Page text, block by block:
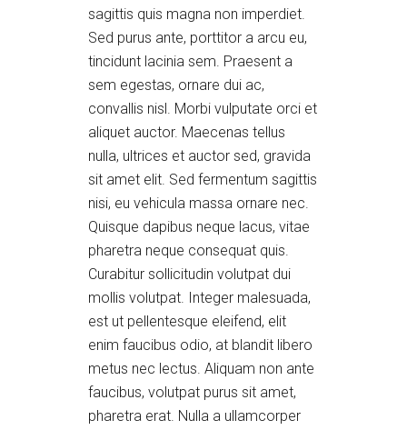
sagittis quis magna non imperdiet.
Sed purus ante, porttitor a arcu eu,
tincidunt lacinia sem. Praesent a
sem egestas, ornare dui ac,
convallis nisl. Morbi vulputate orci et
aliquet auctor. Maecenas tellus
nulla, ultrices et auctor sed, gravida
sit amet elit. Sed fermentum sagittis
nisi, eu vehicula massa ornare nec.
Quisque dapibus neque lacus, vitae
pharetra neque consequat quis.
Curabitur sollicitudin volutpat dui
mollis volutpat. Integer malesuada,
est ut pellentesque eleifend, elit
enim faucibus odio, at blandit libero
metus nec lectus. Aliquam non ante
faucibus, volutpat purus sit amet,
pharetra erat. Nulla a ullamcorper